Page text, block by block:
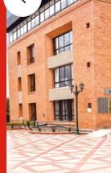
¡Conoce
Visítanos de
de la noche; o
la tarde.
Más